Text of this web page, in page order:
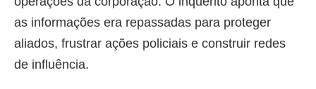
as informações era repassadas para proteger
aliados, frustrar ações policiais e construir redes
de influência.